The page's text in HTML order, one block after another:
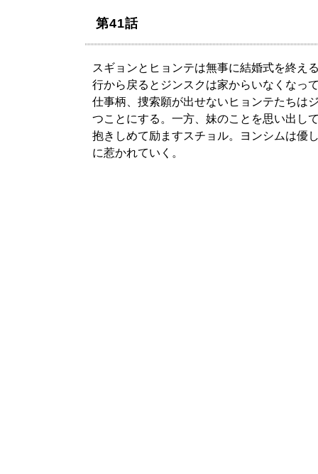
第41話
スギョンとヒョンテは無事に結婚式を終え
行から戻るとジンスクは家からいなくなっ
仕事柄、捜索願が出せないヒョンテたちは
つことにする。一方、妹のことを思い出し
抱きしめて励ますスチョル。ヨンシムは優
に惹かれていく。